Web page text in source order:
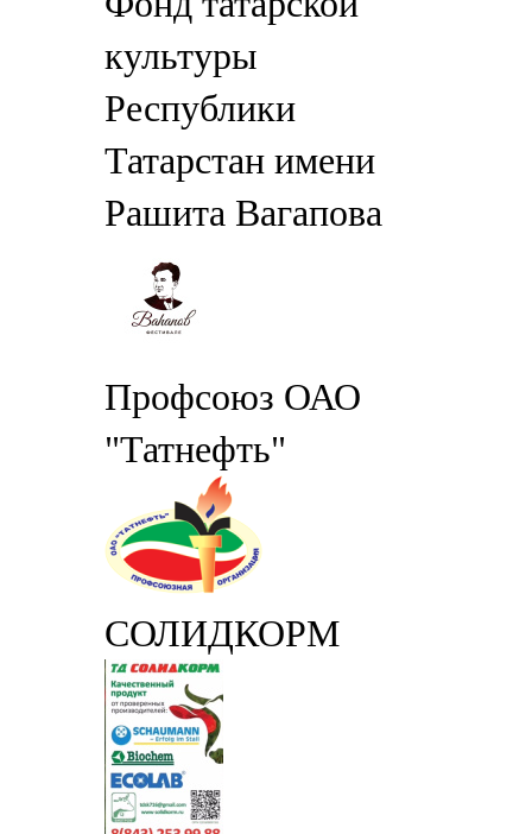
культуры
Республики
Татарстан имени
Рашита Вагапова
Профсоюз ОАО
"Татнефть"
СОЛИДКОРМ